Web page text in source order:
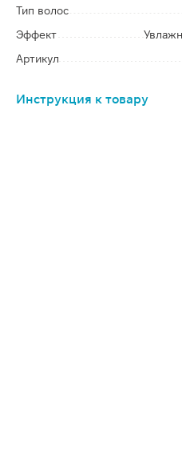
Тип волос
Эффект
Артикул
Инструкция к товару